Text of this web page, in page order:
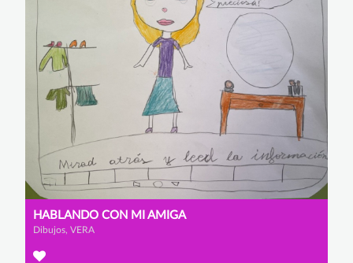
HABLANDO CON MI AMIGA
Dibujos, VERA